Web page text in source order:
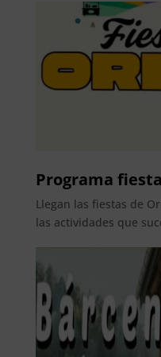
Programa
Llegan las fiestas de
las actividades que